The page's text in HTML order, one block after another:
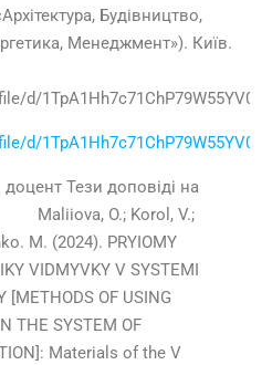
Будівництво,
Менеджмент»). Київ.
d/
d/
Тези доповіді на
Maliiova, O.; Korol, V.;
M. (2024). PRYIOMY
VIDMYVKY V SYSTEMI
[METHODS OF USING
THE SYSTEM OF
Materials of the V